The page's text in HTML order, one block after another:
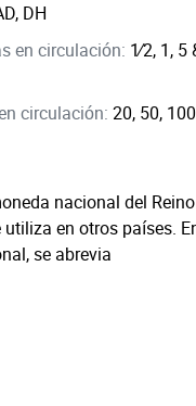
DH
en circulación: 1⁄2, 1, 5
circulación: 20, 50, 100
nacional del Reino
en otros países.
se abrevia